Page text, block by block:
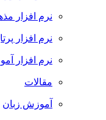
نرم افزار مذهبی
نرم افزار پرتابل
نرم افزار آموزشی
مقالات
آموزش زبان